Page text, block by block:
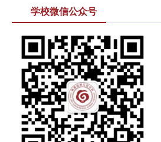
学校微信公众号